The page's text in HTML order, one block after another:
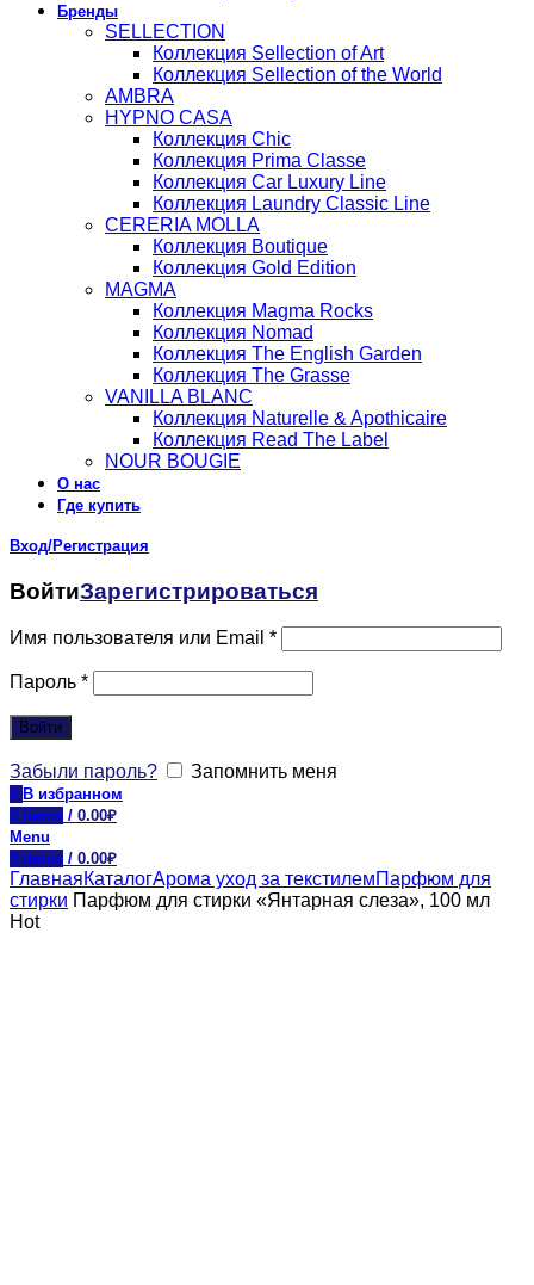
Бренды
SELLECTION
Коллекция Sellection of Art
Коллекция Sellection of the World
AMBRA
HYPNO CASA
Коллекция Chic
Коллекция Prima Classe
Коллекция Car Luxury Line
Коллекция Laundry Classic Line
CERERIA MOLLA
Коллекция Boutique
Коллекция Gold Edition
MAGMA
Коллекция Magma Rocks
Коллекция Nomad
Коллекция The English Garden
Коллекция The Grasse
VANILLA BLANC
Коллекция Naturelle & Apothicaire
Коллекция Read The Label
NOUR BOUGIE
О нас
Где купить
Вход/Регистрация
ВойтиЗарегистрироваться
Имя пользователя или Email *
Пароль *
Войти
Забыли пароль? Запомнить меня
0 В избранном
0 items / 0.00₽
Menu
0 items / 0.00₽
ГлавнаяКаталогАрома уход за текстилемПарфюм для
стирки Парфюм для стирки «Янтарная слеза», 100 мл
Hot